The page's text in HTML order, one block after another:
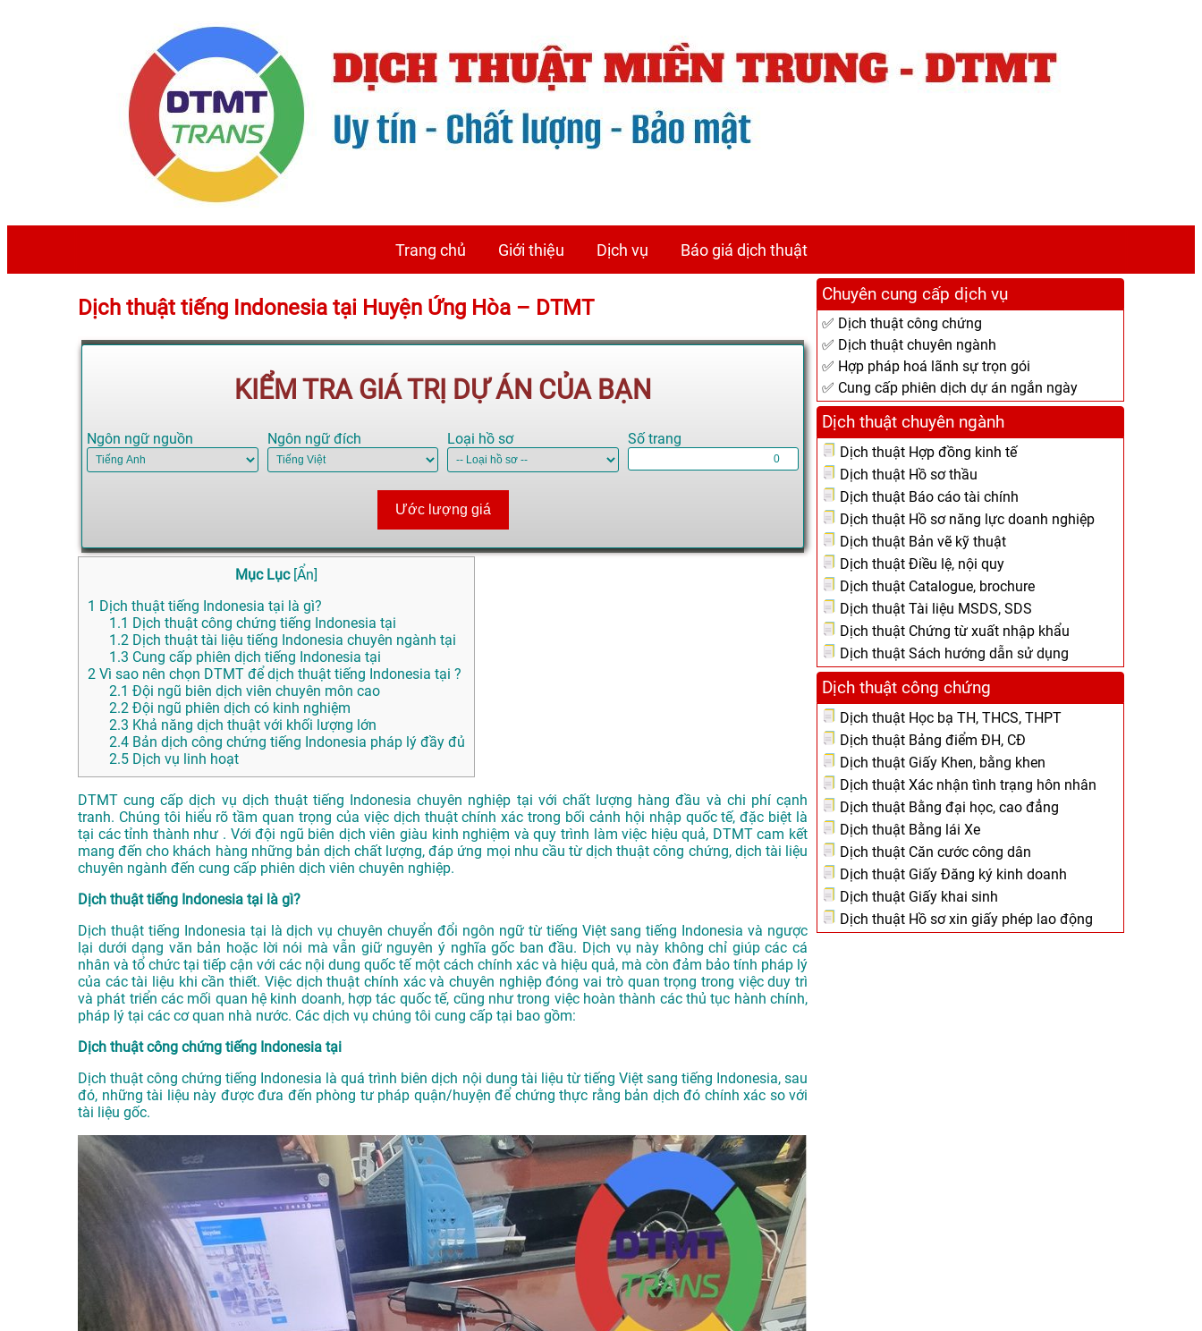
Trang chủ Giới thiệu Dịch vụ Báo giá dịch thuật
Dịch thuật tiếng Indonesia tại Huyện Ứng Hòa – DTMT
KIỂM TRA GIÁ TRỊ DỰ ÁN CỦA BẠN
Ngôn ngữ nguồn Ngôn ngữ đích Loại hồ sơ Số trang
Ước lượng giá
Mục Lục [Ẩn]
1 Dịch thuật tiếng Indonesia tại là gì?
1.1 Dịch thuật công chứng tiếng Indonesia tại
1.2 Dịch thuật tài liệu tiếng Indonesia chuyên ngành tại
1.3 Cung cấp phiên dịch tiếng Indonesia tại
2 Vì sao nên chọn DTMT để dịch thuật tiếng Indonesia tại ?
2.1 Đội ngũ biên dịch viên chuyên môn cao
2.2 Đội ngũ phiên dịch có kinh nghiệm
2.3 Khả năng dịch thuật với khối lượng lớn
2.4 Bản dịch công chứng tiếng Indonesia pháp lý đầy đủ
2.5 Dịch vụ linh hoạt
DTMT cung cấp dịch vụ dịch thuật tiếng Indonesia chuyên nghiệp tại với chất lượng hàng đầu và chi phí cạnh
tranh. Chúng tôi hiểu rõ tầm quan trọng của việc dịch thuật chính xác trong bối cảnh hội nhập quốc tế, đặc biệt là
tại các tỉnh thành như . Với đội ngũ biên dịch viên giàu kinh nghiệm và quy trình làm việc hiệu quả, DTMT cam kết
mang đến cho khách hàng những bản dịch chất lượng, đáp ứng mọi nhu cầu từ dịch thuật công chứng, dịch tài liệu
chuyên ngành đến cung cấp phiên dịch viên chuyên nghiệp.
Dịch thuật tiếng Indonesia tại là gì?
Dịch thuật tiếng Indonesia tại là dịch vụ chuyên chuyển đổi ngôn ngữ từ tiếng Việt sang tiếng Indonesia và ngược
lại dưới dạng văn bản hoặc lời nói mà vẫn giữ nguyên ý nghĩa gốc ban đầu. Dịch vụ này không chỉ giúp các cá
nhân và tổ chức tại tiếp cận với các nội dung quốc tế một cách chính xác và hiệu quả, mà còn đảm bảo tính pháp lý
của các tài liệu khi cần thiết. Việc dịch thuật chính xác và chuyên nghiệp đóng vai trò quan trọng trong việc duy trì
và phát triển các mối quan hệ kinh doanh, hợp tác quốc tế, cũng như trong việc hoàn thành các thủ tục hành chính,
pháp lý tại các cơ quan nhà nước. Các dịch vụ chúng tôi cung cấp tại bao gồm:
Dịch thuật công chứng tiếng Indonesia tại
Dịch thuật công chứng tiếng Indonesia là quá trình biên dịch nội dung tài liệu từ tiếng Việt sang tiếng Indonesia, sau
đó, những tài liệu này được đưa đến phòng tư pháp quận/huyện để chứng thực rằng bản dịch đó chính xác so với
tài liệu gốc.
Chuyên cung cấp dịch vụ
✅ Dịch thuật công chứng
✅ Dịch thuật chuyên ngành
✅ Hợp pháp hoá lãnh sự trọn gói
✅ Cung cấp phiên dịch dự án ngắn ngày
Dịch thuật chuyên ngành
Dịch thuật Hợp đồng kinh tế
Dịch thuật Hồ sơ thầu
Dịch thuật Báo cáo tài chính
Dịch thuật Hồ sơ năng lực doanh nghiệp
Dịch thuật Bản vẽ kỹ thuật
Dịch thuật Điều lệ, nội quy
Dịch thuật Catalogue, brochure
Dịch thuật Tài liệu MSDS, SDS
Dịch thuật Chứng từ xuất nhập khẩu
Dịch thuật Sách hướng dẫn sử dụng
Dịch thuật công chứng
Dịch thuật Học bạ TH, THCS, THPT
Dịch thuật Bảng điểm ĐH, CĐ
Dịch thuật Giấy Khen, bằng khen
Dịch thuật Xác nhận tình trạng hôn nhân
Dịch thuật Bằng đại học, cao đẳng
Dịch thuật Bằng lái Xe
Dịch thuật Căn cước công dân
Dịch thuật Giấy Đăng ký kinh doanh
Dịch thuật Giấy khai sinh
Dịch thuật Hồ sơ xin giấy phép lao động